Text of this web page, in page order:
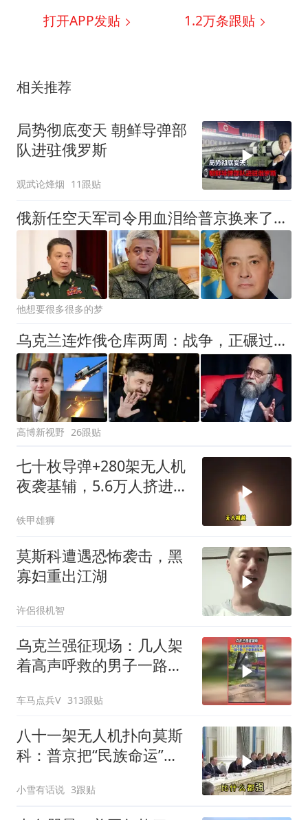
打开APP发贴 1.2万条跟贴
相关推荐
局势彻底变天 朝鲜导弹部
队进驻俄罗斯
观武论烽烟 11跟贴
俄新任空天军司令用血泪给普京换来了教训：真正的危险，就在身边
他想要很多很多的梦
乌克兰连炸俄仓库两周：战争，正碾过每一个俄罗斯人的日常
高博新视野 26跟贴
七十枚导弹+280架无人机
夜袭基辅，5.6万人挤进地
和平还是没影
铁甲雄狮
莫斯科遭遇恐怖袭击，黑
寡妇重出江湖
许侶很机智
乌克兰强征现场：几人架
着高声呼救的男子一路小
车马点兵V 313跟贴
八十一架无人机扑向莫斯
科：普京把“民族命运”搬
经堵死了
小雪有话说 3跟贴